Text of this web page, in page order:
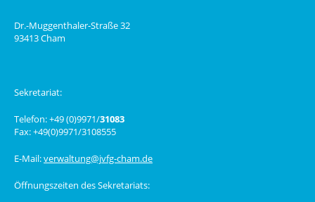
Dr.-Muggenthaler-Straße 32
93413 Cham
Sekretariat:
Telefon: +49 (0)9971/31083
Fax: +49(0)9971/3108555
E-Mail:verwaltung@jvfg-cham.de
Öffnungszeiten des Sekretariats: